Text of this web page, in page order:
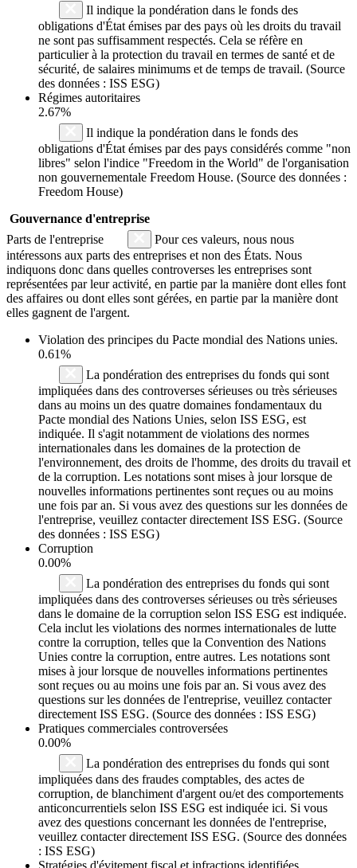
Il indique la pondération dans le fonds des
obligations d'État émises par des pays où les droits du travail
ne sont pas suffisamment respectés. Cela se réfère en
particulier à la protection du travail en termes de santé et de
sécurité, de salaires minimums et de temps de travail. (Source
des données : ISS ESG)
Régimes autoritaires
2.67%
Il indique la pondération dans le fonds des
obligations d'État émises par des pays considérés comme "non
libres" selon l'indice "Freedom in the World" de l'organisation
non gouvernementale Freedom House. (Source des données :
Freedom House)
Gouvernance d'entreprise
Parts de l'entreprise
Pour ces valeurs, nous nous
intéressons aux parts des entreprises et non des États. Nous
indiquons donc dans quelles controverses les entreprises sont
représentées par leur activité, en partie par la manière dont elles font
des affaires ou dont elles sont gérées, en partie par la manière dont
elles gagnent de l'argent.
Violation des principes du Pacte mondial des Nations unies.
0.61%
La pondération des entreprises du fonds qui sont
impliquées dans des controverses sérieuses ou très sérieuses
dans au moins un des quatre domaines fondamentaux du
Pacte mondial des Nations Unies, selon ISS ESG, est
indiquée. Il s'agit notamment de violations des normes
internationales dans les domaines de la protection de
l'environnement, des droits de l'homme, des droits du travail et
de la corruption. Les notations sont mises à jour lorsque de
nouvelles informations pertinentes sont reçues ou au moins
une fois par an. Si vous avez des questions sur les données de
l'entreprise, veuillez contacter directement ISS ESG. (Source
des données : ISS ESG)
Corruption
0.00%
La pondération des entreprises du fonds qui sont
impliquées dans des controverses sérieuses ou très sérieuses
dans le domaine de la corruption selon ISS ESG est indiquée.
Cela inclut les violations des normes internationales de lutte
contre la corruption, telles que la Convention des Nations
Unies contre la corruption, entre autres. Les notations sont
mises à jour lorsque de nouvelles informations pertinentes
sont reçues ou au moins une fois par an. Si vous avez des
questions sur les données de l'entreprise, veuillez contacter
directement ISS ESG. (Source des données : ISS ESG)
Pratiques commerciales controversées
0.00%
La pondération des entreprises du fonds qui sont
impliquées dans des fraudes comptables, des actes de
corruption, de blanchiment d'argent ou/et des comportements
anticoncurrentiels selon ISS ESG est indiquée ici. Si vous
avez des questions concernant les données de l'entreprise,
veuillez contacter directement ISS ESG. (Source des données
: ISS ESG)
Stratégies d'évitement fiscal et infractions identifiées